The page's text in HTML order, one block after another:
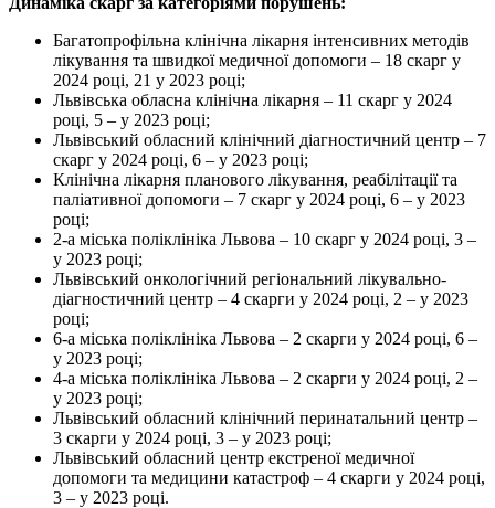
Багатопрофільна клінічна лікарня інтенсивних методів
лікування та швидкої медичної допомоги – 18 скарг у
2024 році, 21 у 2023 році;
Львівська обласна клінічна лікарня – 11 скарг у 2024
році, 5 – у 2023 році;
Львівський обласний клінічний діагностичний центр – 7
скарг у 2024 році, 6 – у 2023 році;
Клінічна лікарня планового лікування, реабілітації та
паліативної допомоги – 7 скарг у 2024 році, 6 – у 2023
році;
2-а міська поліклініка Львова – 10 скарг у 2024 році, 3 –
у 2023 році;
Львівський онкологічний регіональний лікувально-
діагностичний центр – 4 скарги у 2024 році, 2 – у 2023
році;
6-а міська поліклініка Львова – 2 скарги у 2024 році, 6 –
у 2023 році;
4-а міська поліклініка Львова – 2 скарги у 2024 році, 2 –
у 2023 році;
Львівський обласний клінічний перинатальний центр –
3 скарги у 2024 році, 3 – у 2023 році;
Львівський обласний центр екстреної медичної
допомоги та медицини катастроф – 4 скарги у 2024 році,
3 – у 2023 році.